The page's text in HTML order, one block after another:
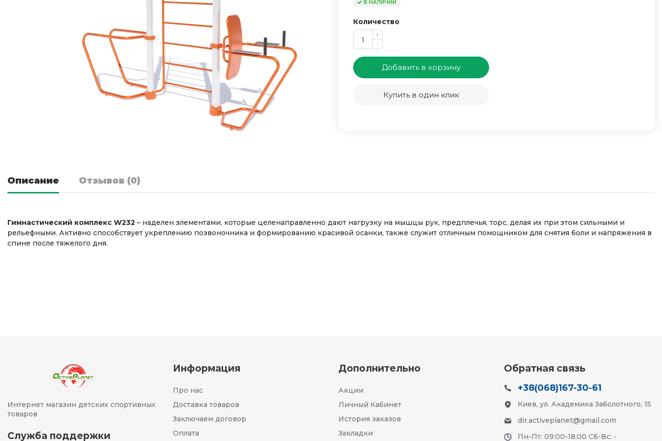
В НАЛИЧИИ
Количество
+
-
Добавить в корзину
Купить в один клик
Описание Отзывов (0)
Гимнастический комплекс W232 – наделен элементами, которые целенаправленно дают нагрузку на мышцы рук, предплечья, торс, делая их при этом сильными и
рельефными. Активно способствует укреплению позвоночника и формированию красивой осанки, также служит отличным помощником для снятия боли и напряжения в
спине после тяжелого дня.
Интернет магазин детских спортивных
товаров
Служба поддержки
Информация
Про нас
Доставка товаров
Заключаем договор
Оплата
Дополнительно
Акции
Личный Кабинет
История заказов
Закладки
Обратная связь
+38(068)167-30-61
Киев, ул. Академика Заболотного, 15
dir.activeplanet@gmail.com
Пн-Пт: 09:00-18:00 Сб-Вс: -